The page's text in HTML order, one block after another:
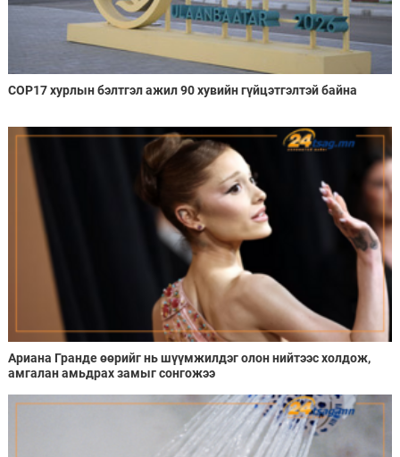
COP17 хурлын бэлтгэл ажил 90 хувийн гүйцэтгэлтэй байна
Ариана Гранде өөрийг нь шүүмжилдэг олон нийтээс холдож,
амгалан амьдрах замыг сонгожээ